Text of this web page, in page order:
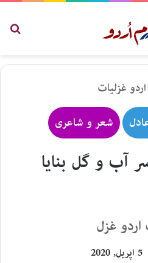
اردو غزلیات
شعر و شاعری
آب و گل بنایا
اردو غزل
5 اپریل, 2020